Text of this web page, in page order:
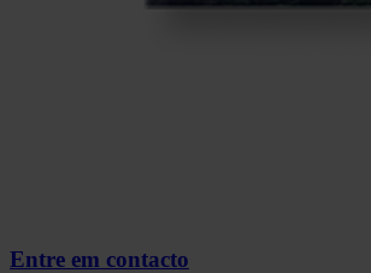
Entre em contacto